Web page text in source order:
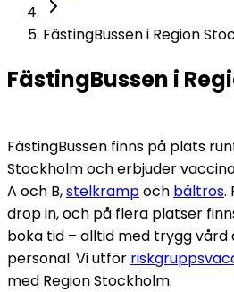
FästingBussen i Region
FästingBussen i
FästingBussen finns på plats
Stockholm och erbjuder
A och B, stelkramp och bältros.
drop in, och på flera platser
boka tid – alltid med trygg vård
personal. Vi utför
med Region Stockholm.